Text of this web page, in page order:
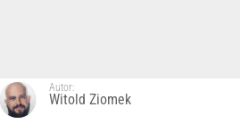
Autor:
Witold Ziomek